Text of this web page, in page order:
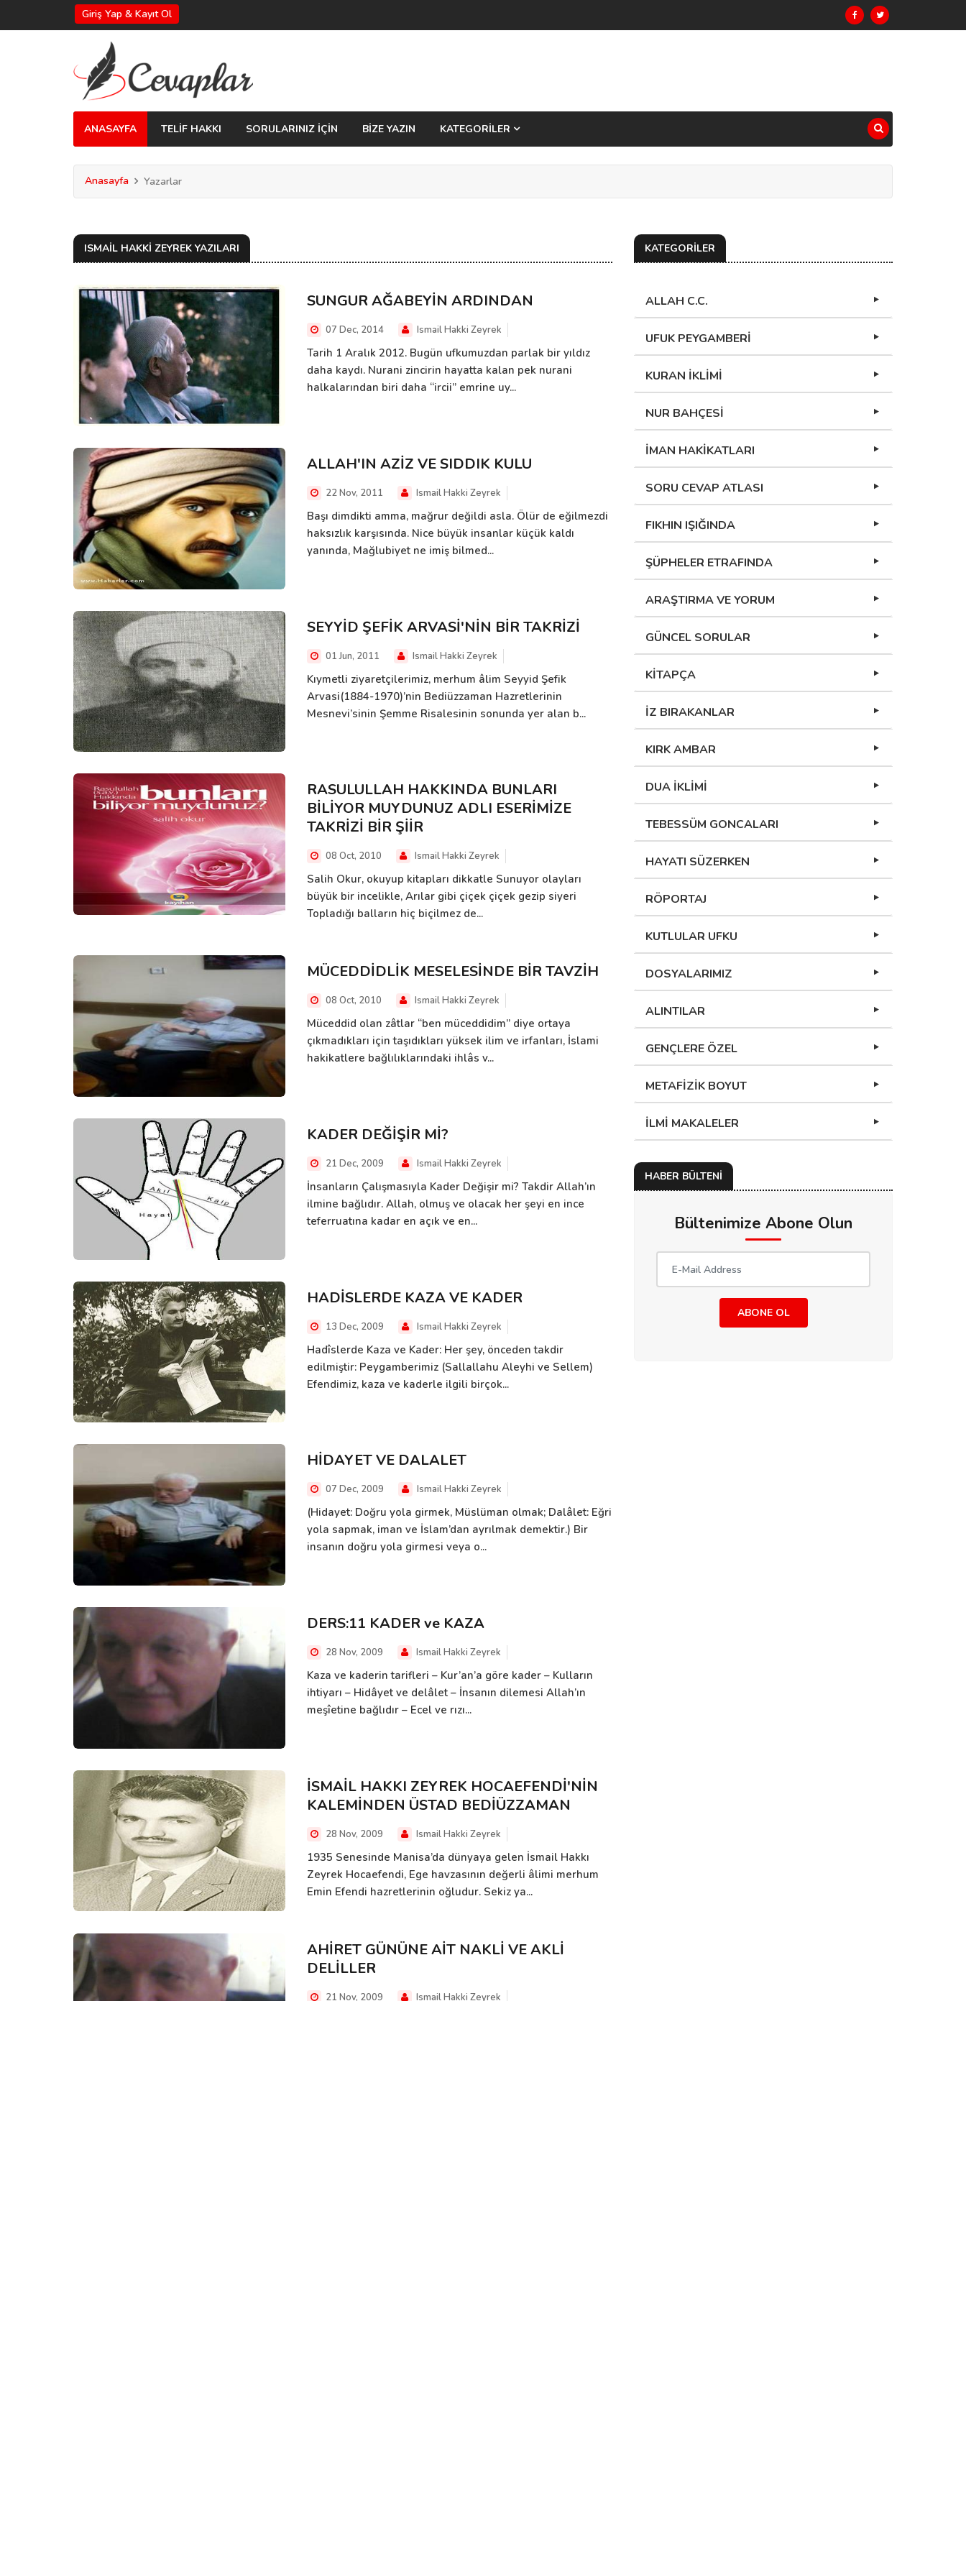
Giriş Yap & Kayıt Ol
ANASAYFA TELİF HAKKI SORULARINIZ İÇİN BİZE YAZIN KATEGORİLER
Anasayfa Yazarlar
ISMAIL HAKKI ZEYREK YAZILARI
SUNGUR AĞABEYİN ARDINDAN
07 Dec, 2014 Ismail Hakki Zeyrek
Tarih 1 Aralık 2012. Bugün ufkumuzdan parlak bir yıldız
daha kaydı. Nurani zincirin hayatta kalan pek nurani
halkalarından biri daha “ircii” emrine uy...
ALLAH'IN AZİZ VE SIDDIK KULU
22 Nov, 2011 Ismail Hakki Zeyrek
Başı dimdikti amma, mağrur değildi asla. Ölür de eğilmezdi
haksızlık karşısında. Nice büyük insanlar küçük kaldı
yanında, Mağlubiyet ne imiş bilmed...
SEYYİD ŞEFİK ARVASİ'NİN BİR TAKRİZİ
01 Jun, 2011 Ismail Hakki Zeyrek
Kıymetli ziyaretçilerimiz, merhum âlim Seyyid Şefik
Arvasi(1884-1970)’nin Bediüzzaman Hazretlerinin
Mesnevi’sinin Şemme Risalesinin sonunda yer alan b...
RASULULLAH HAKKINDA BUNLARI
BİLİYOR MUYDUNUZ ADLI ESERİMİZE
TAKRİZİ BİR ŞİİR
08 Oct, 2010 Ismail Hakki Zeyrek
Salih Okur, okuyup kitapları dikkatle Sunuyor olayları
büyük bir incelikle, Arılar gibi çiçek çiçek gezip siyeri
Topladığı balların hiç biçilmez de...
MÜCEDDİDLİK MESELESİNDE BİR TAVZİH
08 Oct, 2010 Ismail Hakki Zeyrek
Müceddid olan zâtlar “ben müceddidim” diye ortaya
çıkmadıkları için taşıdıkları yüksek ilim ve irfanları, İslami
hakikatlere bağlılıklarındaki ihlâs v...
KADER DEĞİŞİR Mİ?
21 Dec, 2009 Ismail Hakki Zeyrek
İnsanların Çalışmasıyla Kader Değişir mi? Takdir Allah’ın
ilmine bağlıdır. Allah, olmuş ve olacak her şeyi en ince
teferruatına kadar en açık ve en...
HADİSLERDE KAZA VE KADER
13 Dec, 2009 Ismail Hakki Zeyrek
Hadîslerde Kaza ve Kader: Her şey, önceden takdir
edilmiştir: Peygamberimiz (Sallallahu Aleyhi ve Sellem)
Efendimiz, kaza ve kaderle ilgili birçok...
HİDAYET VE DALALET
07 Dec, 2009 Ismail Hakki Zeyrek
(Hidayet: Doğru yola girmek, Müslüman olmak; Dalâlet: Eğri
yola sapmak, iman ve İslam’dan ayrılmak demektir.) Bir
insanın doğru yola girmesi veya o...
DERS:11 KADER ve KAZA
28 Nov, 2009 Ismail Hakki Zeyrek
Kaza ve kaderin tarifleri – Kur’an’a göre kader – Kulların
ihtiyarı – Hidâyet ve delâlet – İnsanın dilemesi Allah’ın
meşîetine bağlıdır – Ecel ve rızı...
İSMAİL HAKKI ZEYREK HOCAEFENDİ'NİN
KALEMİNDEN ÜSTAD BEDİÜZZAMAN
28 Nov, 2009 Ismail Hakki Zeyrek
1935 Senesinde Manisa’da dünyaya gelen İsmail Hakkı
Zeyrek Hocaefendi, Ege havzasının değerli âlimi merhum
Emin Efendi hazretlerinin oğludur. Sekiz ya...
AHİRET GÜNÜNE AİT NAKLİ VE AKLİ
DELİLLER
21 Nov, 2009 Ismail Hakki Zeyrek
KATEGORİLER
ALLAH C.C.
UFUK PEYGAMBERİ
KURAN İKLİMİ
NUR BAHÇESİ
İMAN HAKİKATLARI
SORU CEVAP ATLASI
FIKHIN IŞIĞINDA
ŞÜPHELER ETRAFINDA
ARAŞTIRMA VE YORUM
GÜNCEL SORULAR
KİTAPÇA
İZ BIRAKANLAR
KIRK AMBAR
DUA İKLİMİ
TEBESSÜM GONCALARI
HAYATI SÜZERKEN
RÖPORTAJ
KUTLULAR UFKU
DOSYALARIMIZ
ALINTILAR
GENÇLERE ÖZEL
METAFİZİK BOYUT
İLMİ MAKALELER
HABER BÜLTENİ
Bültenimize Abone Olun
ABONE OL